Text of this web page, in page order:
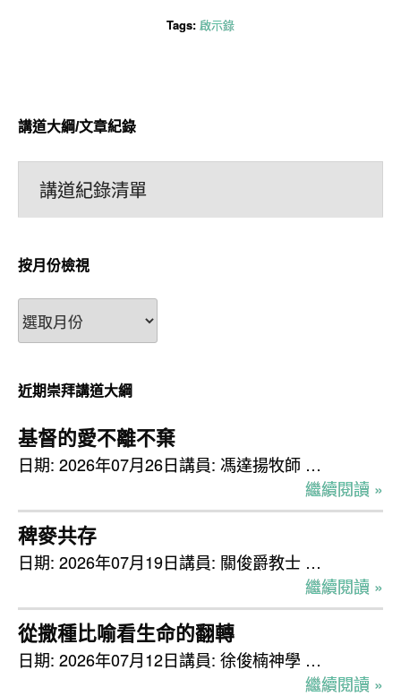
Tags: 啟示錄
講道大綱/文章紀錄
講道紀錄清單
按月份檢視
按
月
檢
視
近期崇拜講道大綱
基督的愛不離不棄
日期: 2026年07月26日講員: 馮達揚牧師 …
繼續閱讀 »
稗麥共存
日期: 2026年07月19日講員: 關俊爵教士 …
繼續閱讀 »
從撒種比喻看生命的翻轉
日期: 2026年07月12日講員: 徐俊楠神學 …
繼續閱讀 »